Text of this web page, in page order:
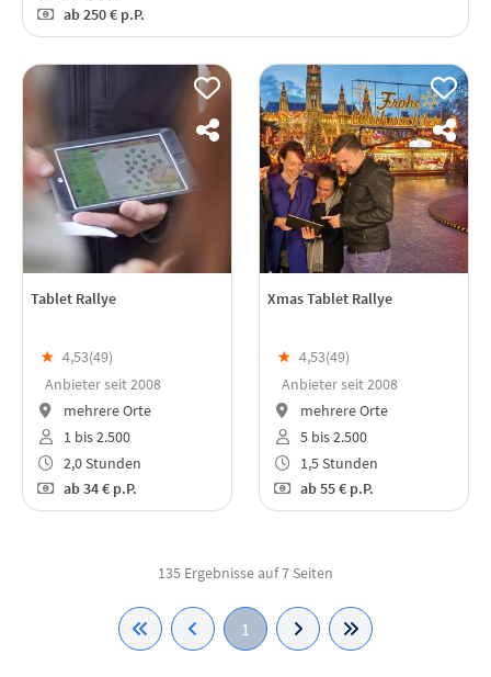
ab250 € p.P.
Tablet Rallye
★ 4,53(49)
Anbieter seit 2008
mehrere Orte
1 bis 2.500
2,0 Stunden
ab34 € p.P.
Xmas Tablet Rallye
★ 4,53(49)
Anbieter seit 2008
mehrere Orte
5 bis 2.500
1,5 Stunden
ab55 € p.P.
135 Ergebnisse auf 7 Seiten
1